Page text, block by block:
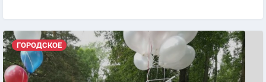
ГОРОДСКОЕ